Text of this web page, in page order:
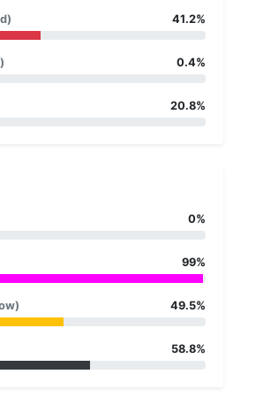
41.2%
0.4%
20.8%
0%
99%
49.5%
58.8%